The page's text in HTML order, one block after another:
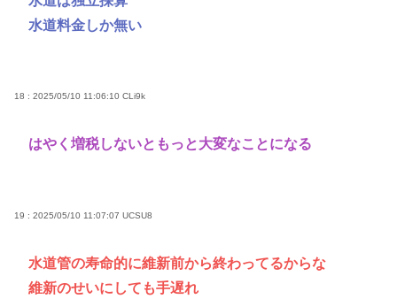
水道料金しか無い
18 : 2025/05/10 11:06:10 CLi9k
はやく増税しないともっと大変なことになる
19 : 2025/05/10 11:07:07 UCSU8
水道管の寿命的に維新前から終わってるからな
維新のせいにしても手遅れ